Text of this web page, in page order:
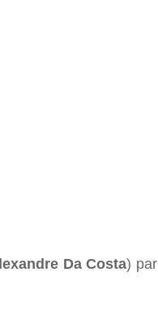
Da Costa) par